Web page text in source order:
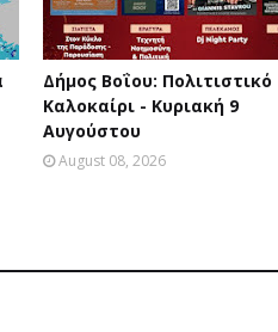
Δήμος Βοΐου: Πολιτιστικό
Καλοκαίρι - Κυριακή 9
Αυγούστου
August 08, 2026